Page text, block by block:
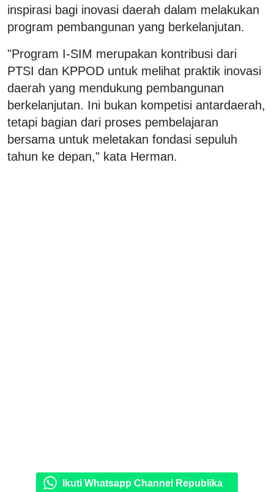
inspirasi bagi inovasi daerah dalam melakukan
program pembangunan yang berkelanjutan.
"Program I-SIM merupakan kontribusi dari
PTSI dan KPPOD untuk melihat praktik inovasi
daerah yang mendukung pembangunan
berkelanjutan. Ini bukan kompetisi antardaerah,
tetapi bagian dari proses pembelajaran
bersama untuk meletakan fondasi sepuluh
tahun ke depan," kata Herman.
Ikuti Whatsapp Channel Republika